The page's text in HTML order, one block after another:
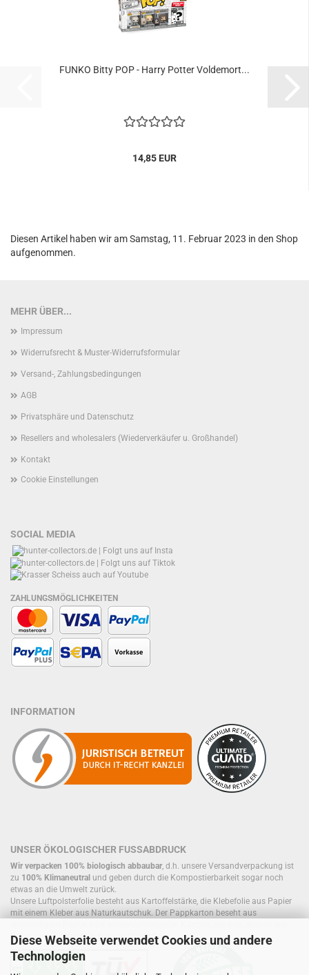
Diese Webseite verwendet Cookies und andere
Technologien
FUNKO Bitty POP - Harry Pot­ter Vol­de­mort...
14,85 EUR
Diesen Artikel haben wir am Samstag, 11. Februar 2023 in den Shop
aufgenommen.
MEHR ÜBER...
Impressum
Widerrufsrecht & Muster-Widerrufsformular
Versand-, Zahlungsbedingungen
AGB
Privatsphäre und Datenschutz
Resellers and wholesalers (Wiederverkäufer u. Großhandel)
Kontakt
Cookie Einstellungen
SOCIAL MEDIA
ZAHLUNGSMÖGLICHKEITEN
INFORMATION
UNSER ÖKOLOGISCHER FUSSABDRUCK
Wir verpacken 100% biologisch abbaubar, d.h. unsere Versandverpackung ist
zu 100% Klimaneutral und geben durch die Kompostierbarkeit sogar noch
etwas an die Umwelt zurück.
Unsere Luftpolsterfolie besteht aus Kartoffelstärke, die Klebefolie aus Papier
mit einem Kleber aus Naturkautschuk. Der Pappkarton beseht aus
Füllmaterial, bereits im Kreislauf befinden.